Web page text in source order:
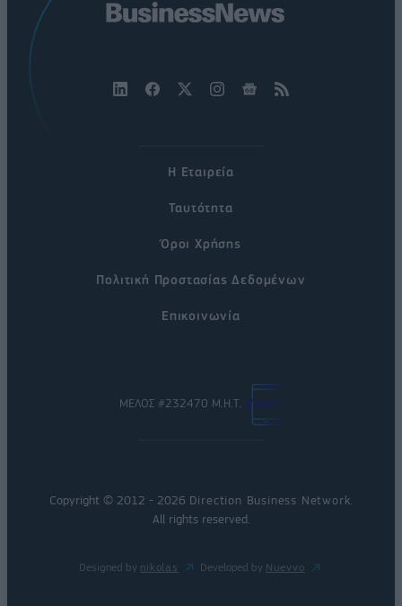
Η Εταιρεία
Ταυτότητα
Όροι Χρήσης
Πολιτική Προστασίας Δεδομένων
Επικοινωνία
ΜΕΛΟΣ #232470 Μ.Η.Τ.
Copyright © 2012 - 2026 Direction Business Network
All rights reserved.
Designed by nikolas Developed by Nuevvo